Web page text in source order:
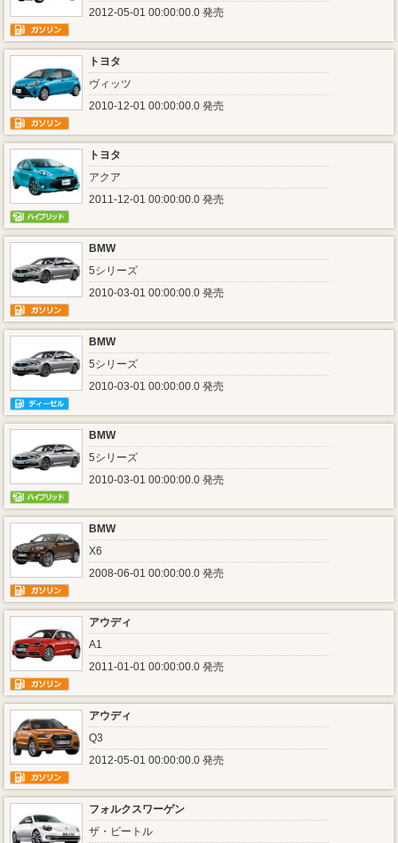
2012-05-01 00:00:00.0 発売
トヨタ
ヴィッツ
2010-12-01 00:00:00.0 発売
トヨタ
アクア
2011-12-01 00:00:00.0 発売
BMW
5シリーズ
2010-03-01 00:00:00.0 発売
BMW
5シリーズ
2010-03-01 00:00:00.0 発売
BMW
5シリーズ
2010-03-01 00:00:00.0 発売
BMW
X6
2008-06-01 00:00:00.0 発売
アウディ
A1
2011-01-01 00:00:00.0 発売
アウディ
Q3
2012-05-01 00:00:00.0 発売
フォルクスワーゲン
ザ・ビートル